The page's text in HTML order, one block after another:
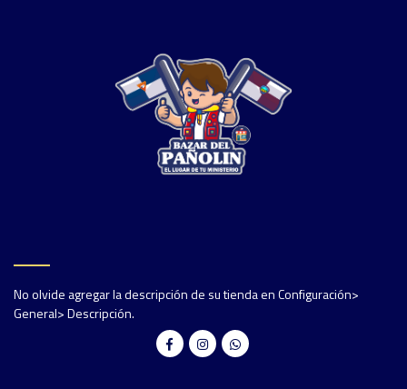
No olvide agregar la descripción de su tienda en Configuración>
General> Descripción.